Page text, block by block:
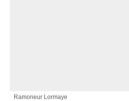
Ramoneur Lormaye